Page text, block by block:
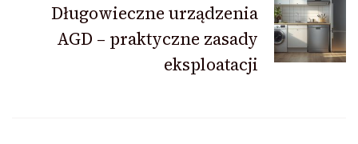
Długowieczne urządzenia
AGD – praktyczne zasady
eksploatacji